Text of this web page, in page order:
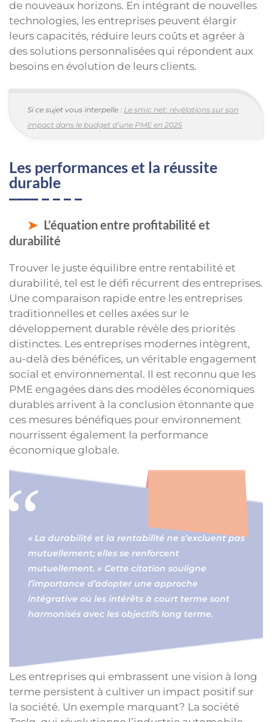
de nouveaux horizons. En intégrant de nouvelles
technologies, les entreprises peuvent élargir
leurs capacités, réduire leurs coûts et agréer à
des solutions personnalisées qui répondent aux
besoins en évolution de leurs clients.
Si ce sujet vous interpelle : Le smic net: révélations sur son
impact dans le budget d’une PME en 2025
Les performances et la réussite
durable
L’équation entre profitabilité et
durabilité
Trouver le juste équilibre entre rentabilité et
durabilité, tel est le défi récurrent des entreprises.
Une comparaison rapide entre les entreprises
traditionnelles et celles axées sur le
développement durable révèle des priorités
distinctes. Les entreprises modernes intègrent,
au-delà des bénéfices, un véritable engagement
social et environnemental. Il est reconnu que les
PME engagées dans des modèles économiques
durables arrivent à la conclusion étonnante que
ces mesures bénéfiques pour environnement
nourrissent également la performance
économique globale.
« La durabilité et la rentabilité ne s’excluent pas
mutuellement; elles se renforcent
mutuellement. » Cette citation souligne
l’importance d’adopter une approche
intégrative où les intérêts à court terme sont
harmonisés avec les objectifs long terme.
Les entreprises qui embrassent une vision à long
terme persistent à cultiver un impact positif sur
la société. Un exemple marquant? La société